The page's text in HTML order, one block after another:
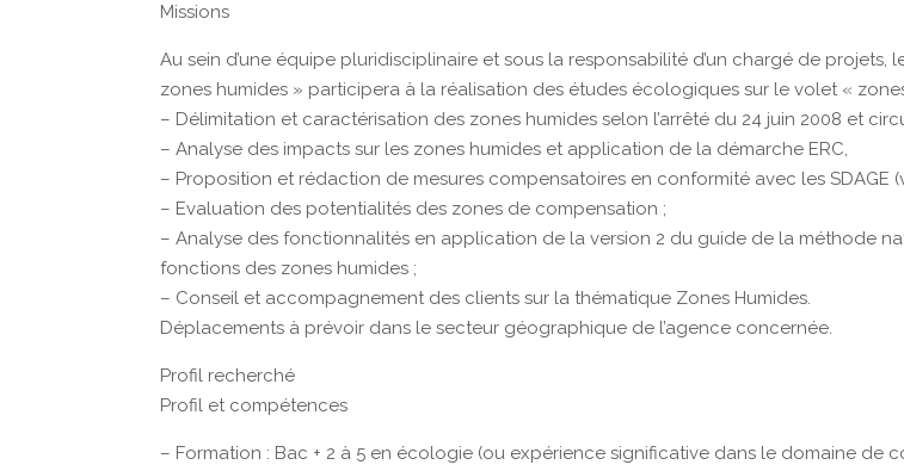
Missions
Au sein d’une équipe pluridisciplinaire et sous la responsabilité d’un chargé de projets,
zones humides » participera à la réalisation des études écologiques sur le volet «
– Délimitation et caractérisation des zones humides selon l’arrêté du 24 juin 2008 et
– Analyse des impacts sur les zones humides et application de la démarche ERC,
– Proposition et rédaction de mesures compensatoires en conformité avec les SDAGE
– Evaluation des potentialités des zones de compensation ;
– Analyse des fonctionnalités en application de la version 2 du guide de la méthode
fonctions des zones humides ;
– Conseil et accompagnement des clients sur la thématique Zones Humides.
Déplacements à prévoir dans le secteur géographique de l’agence concernée.
Profil recherché
Profil et compétences
– Formation : Bac + 2 à 5 en écologie (ou expérience significative dans le domaine de